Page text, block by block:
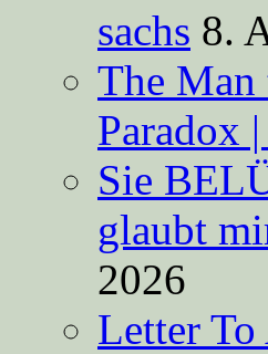
sachs 8.
The
Paradox
Sie
glaubt
2026
Letter To